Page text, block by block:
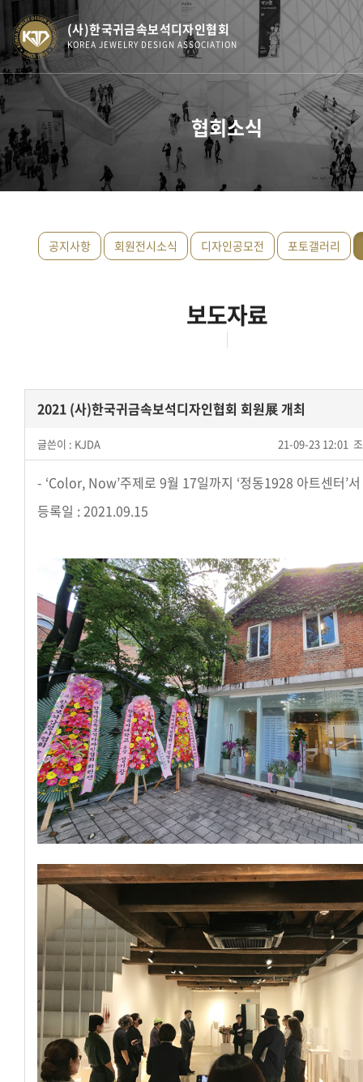
(사)한국귀금속보석디자인협회
KOREA JEWELRY DESIGN ASSOCIATION
협회소식
공지사항 회원전시소식 디자인공모전 포토갤러리
보도자료
2021 (사)한국귀금속보석디자인협회 회원展 개최
글쓴이 : KJDA 21-09-23 12:01
- ‘Color, Now’주제로 9월 17일까지 ‘정동1928 아트센터’
등록일 : 2021.09.15